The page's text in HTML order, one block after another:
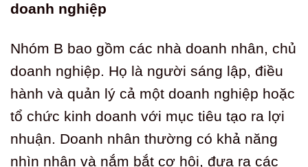
doanh nghiệp
Nhóm B bao gồm các nhà doanh nhân, chủ
doanh nghiệp. Họ là người sáng lập, điều
hành và quản lý cả một doanh nghiệp hoặc
tổ chức kinh doanh với mục tiêu tạo ra lợi
nhuận. Doanh nhân thường có khả năng
nhìn nhận và nắm bắt cơ hội, đưa ra các